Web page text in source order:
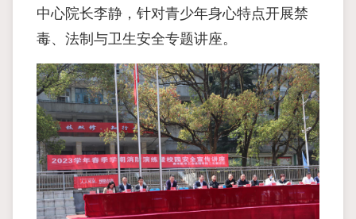
中心院长李静，针对青少年身心特点开展禁
毒、法制与卫生安全专题讲座。